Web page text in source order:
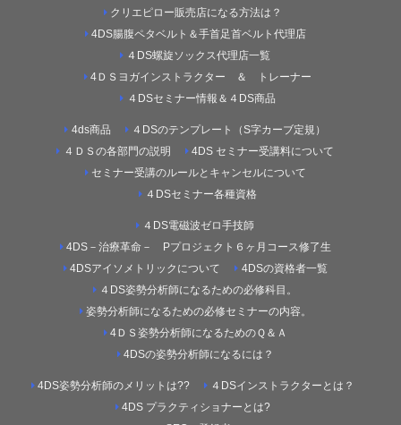
クリエピロー販売店になる方法は？
4DS腸腹ペタベルト＆手首足首ベルト代理店
４DS螺旋ソックス代理店一覧
4ＤＳヨガインストラクター ＆ トレーナー
４DSセミナー情報＆４DS商品
4ds商品
４DSのテンプレート（S字カーブ定規）
４ＤＳの各部門の説明
4DS セミナー受講料について
セミナー受講のルールとキャンセルについて
４DSセミナー各種資格
４DS電磁波ゼロ手技師
4DS－治療革命－ Pプロジェクト６ヶ月コース修了生
4DSアイソメトリックについて
4DSの資格者一覧
４DS姿勢分析師になるための必修科目。
姿勢分析師になるための必修セミナーの内容。
4ＤＳ姿勢分析師になるためのＱ＆Ａ
4DSの姿勢分析師になるには？
4DS姿勢分析師のメリットは??
４DSインストラクターとは？
4DS プラクティショナーとは?